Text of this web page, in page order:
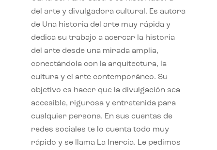
del arte y divulgadora cultural. Es autora
de Una historia del arte muy rápida y
dedica su trabajo a acercar la historia
del arte desde una mirada amplia,
conectándola con la arquitectura, la
cultura y el arte contemporáneo. Su
objetivo es hacer que la divulgación sea
accesible, rigurosa y entretenida para
cualquier persona. En sus cuentas de
redes sociales te lo cuenta todo muy
rápido y se llama La Inercia. Le pedimos